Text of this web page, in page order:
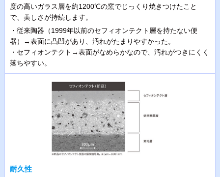
度の高いガラス層を約1200℃の窯でじっくり焼きつけたこと
で、美しさが持続します。
・従来陶器（1999年以前のセフィオンテクト層を持たない便
器）→表面に凸凹があり、汚れがたまりやすかった。
・セフィオンテクト→表面がなめらかなので、汚れがつきにくく
落ちやすい。
耐久性